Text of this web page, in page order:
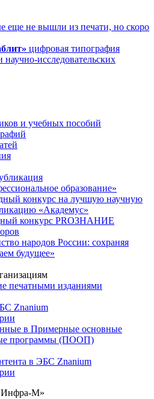
еще не вышли из печати, но скоро
цифровая типография
научно-исследовательских
и учебных пособий
образование»
конкурс на лучшую научную
«Академус»
конкурс PROЗНАНИЕ
народов России: сохраняя
будущее»
печатными изданиями
Znanium
в Примерные основные
программы (ПООП)
в ЭБС Znanium
М»